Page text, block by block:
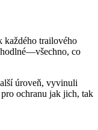
každého trailového
co
úroveň, vyvinuli
ochranu jak jich, tak